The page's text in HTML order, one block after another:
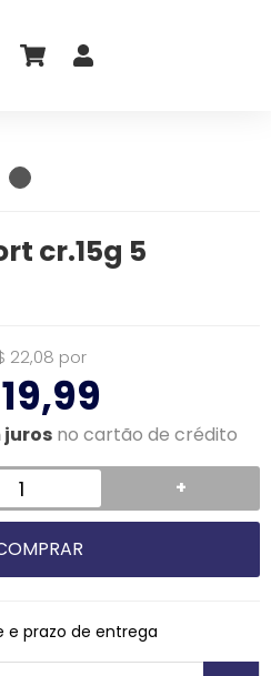
cr.15g 5
22,08 por
juros no cartão de crédito
+
e prazo de entrega